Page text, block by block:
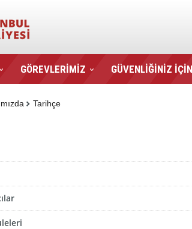
GÖREVLERİMİZ GÜVENLİĞİNİZ İÇİN
Tarihçe